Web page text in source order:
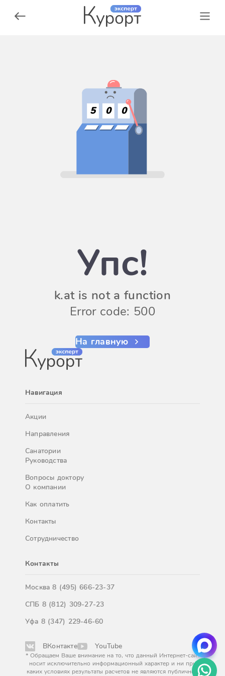
5 0 0
Упс!
k.at is not a function
Error code: 500
На главную
Навигация
Акции
Направления
Санатории
Руководства
Вопросы доктору
О компании
Как оплатить
Контакты
Сотрудничество
Контакты
Москва8 (495) 666-23-37
СПБ 8 (812) 309-27-23
Уфа 8 (347) 229-46-60
ВКонтакте YouTube
* Обращаем Ваше внимание на то, что данный Интернет-сайт
носит исключительно информационный характер и ни при
каких условиях результаты расчетов не являются публичной